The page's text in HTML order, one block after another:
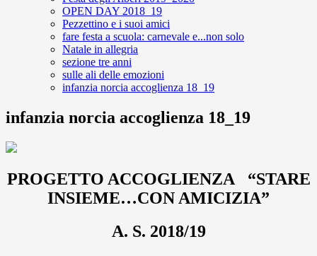
OPEN DAY 2018_19
Pezzettino e i suoi amici
fare festa a scuola: carnevale e...non solo
Natale in allegria
sezione tre anni
sulle ali delle emozioni
infanzia norcia accoglienza 18_19
infanzia norcia accoglienza 18_19
PROGETTO ACCOGLIENZA “STARE
INSIEME…CON AMICIZIA”
A. S. 2018/19